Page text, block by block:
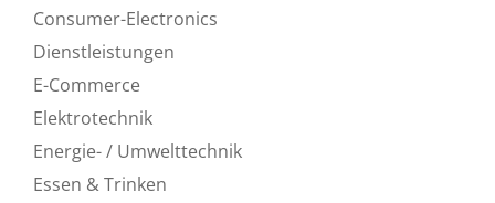
Consumer-Electronics
Dienstleistungen
E-Commerce
Elektrotechnik
Energie- / Umwelttechnik
Essen & Trinken